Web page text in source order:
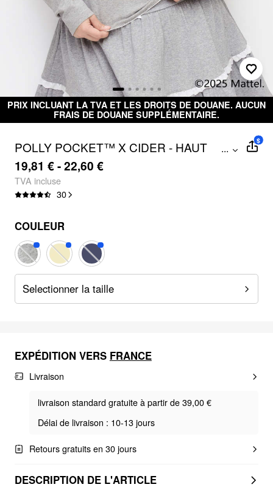
TVA ET LES DROITS DE DOUANE. AUCUN
DE DOUANE SUPPLÉMENTAIRE.
Livraison
POLLY POCKET™️ X CIDER - HAUT
'LOVE YOU ALWAYS' CURVE & PLUS
...
19,81 € - 22,60 €
TVA incluse
30
$
COULEUR
Selectionner la taille
EXPÉDITION VERS FRANCE
Livraison
livraison standard gratuite à partir de 39,00 €
Délai de livraison : 10-13 jours
Retours gratuits en 30 jours
DESCRIPTION DE L'ARTICLE